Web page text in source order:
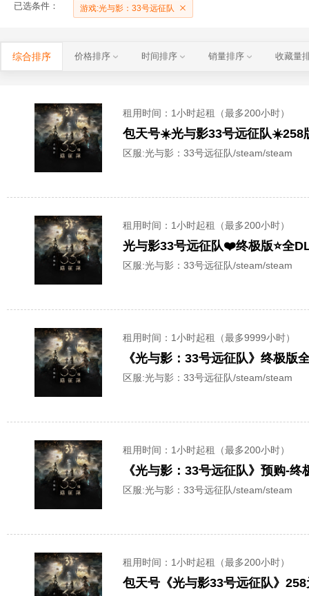
已选条件： 游戏:光与影：33号远征队
综合排序 价格排序 时间排序 销量排序 收藏量
租用时间 ：1小时起租（最多200小时）
包天号☀️光与影33号远征队
区服:光与影：33号远征队/steam/steam
租用时间 ：1小时起租（最多200小时）
光与影33号远征队❤️终极版⭐️全
区服:光与影：33号远征队/steam/steam
租用时间 ：1小时起租（最多9999小时）
区服:光与影：33号远征队/steam/steam
租用时间 ：1小时起租（最多200小时）
《光与影：33号远征队》预购-
区服:光与影：33号远征队/steam/steam
租用时间 ：1小时起租（最多200小时）
包天号《光与影33号远征队》